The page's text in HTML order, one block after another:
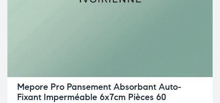
Mepore Pro Pansement Absorbant Auto-
Fixant Imperméable 6x7cm Pièces 60